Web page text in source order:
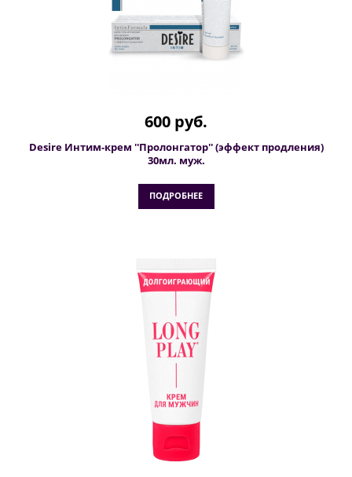
600 руб.
Desire Интим-крем ''Пролонгатор'' (эффект продления)
30мл. муж.
ПОДРОБНЕЕ